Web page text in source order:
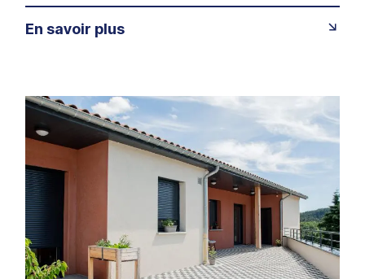
En savoir plus